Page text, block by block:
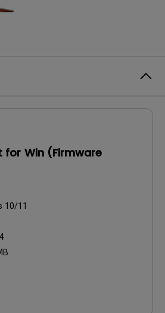
for Win (Firmware
10/11